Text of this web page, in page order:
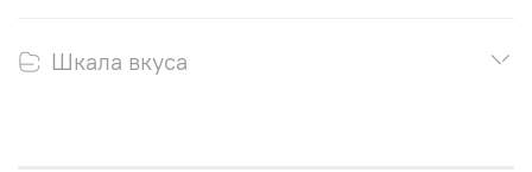
Шкала вкуса